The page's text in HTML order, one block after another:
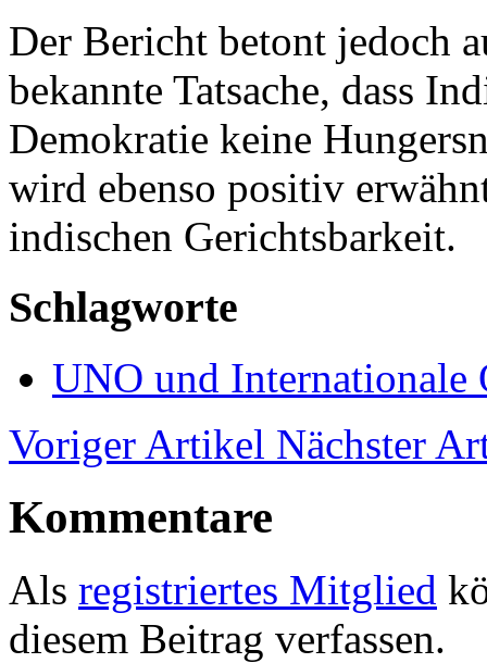
Der Bericht betont jedoch
bekannte Tatsache, dass
Demokratie keine
wird ebenso positiv
indischen Gerichtsbarkeit.
Schlagworte
UNO und Internationale
Voriger Artikel Nächster
Kommentare
Als registriertes Mitglied
diesem Beitrag verfassen.